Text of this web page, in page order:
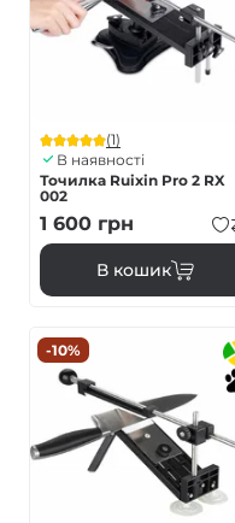
(1)
В наявності
Точилка Ruixin Pro 2 RX
002
1 600 грн
В кошик
-10%